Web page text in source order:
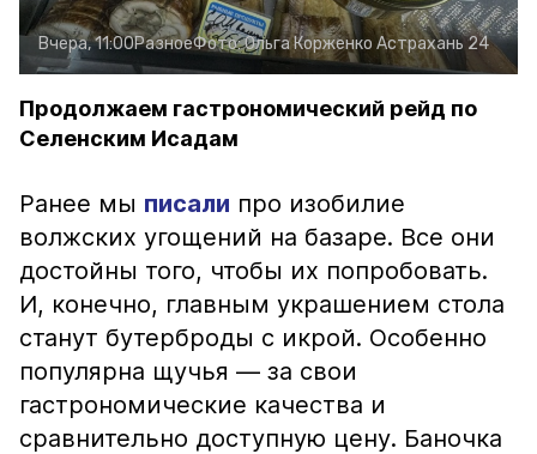
Вчера, 11:00РазноеФото:Ольга Корженко Астрахань 24
Продолжаем гастрономический рейд по
Селенским Исадам
Ранее мы писали про изобилие
волжских угощений на базаре. Все они
достойны того, чтобы их попробовать.
И, конечно, главным украшением стола
станут бутерброды с икрой. Особенно
популярна щучья — за свои
гастрономические качества и
сравнительно доступную цену. Баночка